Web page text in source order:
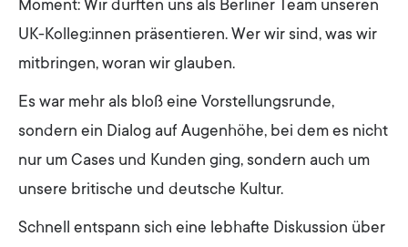
Moment: Wir durften uns als Berliner Team unseren
UK-Kolleg:innen präsentieren. Wer wir sind, was wir
mitbringen, woran wir glauben.
Es war mehr als bloß eine Vorstellungsrunde,
sondern ein Dialog auf Augenhöhe, bei dem es nicht
nur um Cases und Kunden ging, sondern auch um
unsere britische und deutsche Kultur.
Schnell entspann sich eine lebhafte Diskussion über